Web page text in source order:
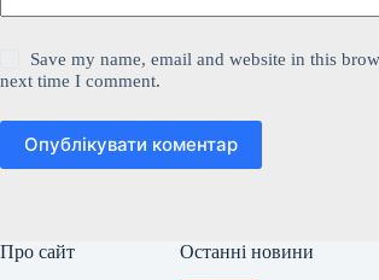
Save my name, email and website in this
next time I comment.
Опублікувати коментар
Про сайт Останні новини